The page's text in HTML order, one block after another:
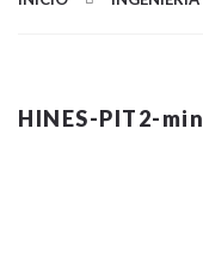
HINES-PIT2-min